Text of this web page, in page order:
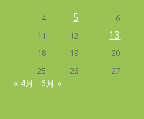
4
5 6
11
12 13
18
19 20
25
26 27
« 4月 6月 »